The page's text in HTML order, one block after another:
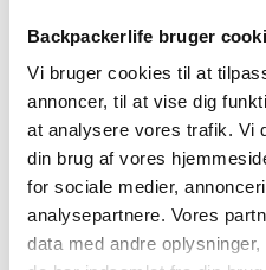
Backpackerlife bruger
Vi bruger cookies til at
annoncer, til at vise dig
at analysere vores trafik. Vi
din brug af vores
for sociale medier,
analysepartnere. Vores
data med andre
BESKRIVELSE
BRAND
Lækker varm fleecetrøje fra
Ember. Ember fleecen er
under din jakke. Fleecetrøjen
blødt fleece. Denne
fleecetrøjen sidder behageligt